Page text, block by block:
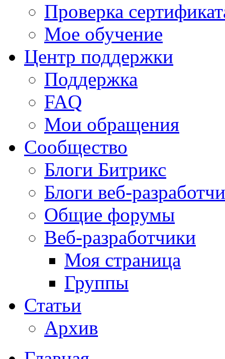
Проверка
Мое обучение
Центр поддержки
Поддержка
FAQ
Мои обращения
Сообщество
Блоги Битрикс
Блоги веб-
Общие форумы
Веб-разработчики
Моя страница
Группы
Статьи
Архив